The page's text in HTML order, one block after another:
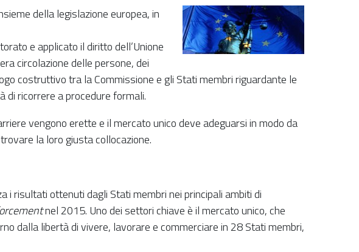
della legislazione europea, in
e applicato il diritto dell’Unione
circolazione delle persone, dei
costruttivo tra la Commissione e gli Stati membri riguardante le
di ricorrere a procedure formali.
vengono erette e il mercato unico deve adeguarsi in modo da
la loro giusta collocazione.
i risultati ottenuti dagli Stati membri nei principali ambiti di
nel 2015. Uno dei settori chiave è il mercato unico, che
dalla libertà di vivere, lavorare e commerciare in 28 Stati membri,